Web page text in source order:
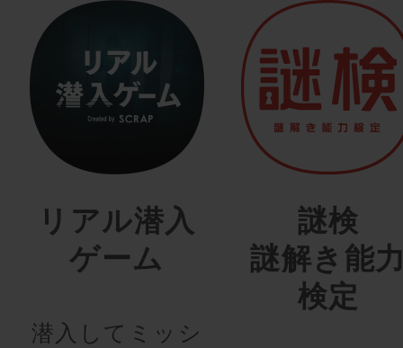
リアル潜入
ゲーム
潜入してミッシ
謎検
謎解き能
検定